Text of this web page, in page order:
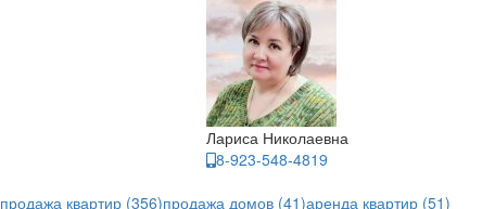
Лариса Николаевна
8-923-548-4819
продажа квартир (356)продажа домов (41)аренда квартир (51)